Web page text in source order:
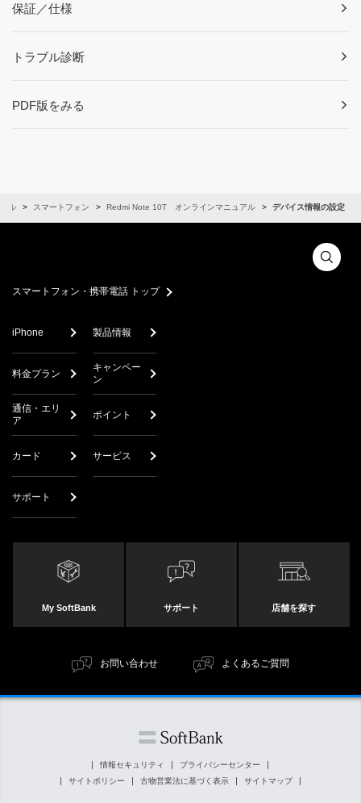
保証／仕様
トラブル診断
PDF版をみる
ル スマートフォン Redmi Note 10T オンラインマニュアル デバイス情報の設定
スマートフォン・携帯電話 トップ
iPhone 製品情報
料金プラン
キャンペー
ン
通信・エリ
ア
ポイント
カード サービス
サポート
My SoftBank サポート 店舗を探す
お問い合わせ よくあるご質問
情報セキュリティ
プライバシーセンター
サイトポリシー
古物営業法に基づく表示 サイトマップ